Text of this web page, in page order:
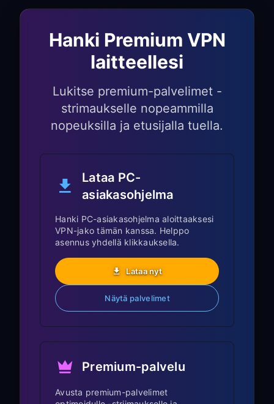
ominaisuudet
Roku OS -integraatio:
VPN-yhteyden aikana
Yksinkertainen kaukosäätönavigointi
toimii normaalisti
Äänihaku (tuetuilla kaukosäätimillä)
toimii VPN:n kautta
Roku Channel Store:
Käytä eri alueellisia Roku Channel
Storeja
Lataa aluekohtaisia kanavia ja
sovelluksia
Yksityiset kanavat ja kehittäjäkanavat
toimivat VPN:n kanssa
Kanavasuositukset mukautuvat VPN-
sijaintiin
Hanki Premium VPN
laitteellesi
Lukitse premium-palvelimet -
strimaukselle nopeammilla
nopeuksilla ja etusijalla tuella.
Lataa PC-
asiakasohjelma
Hanki PC-asiakasohjelma aloittaaksesi
VPN-jako tämän kanssa. Helppo
asennus yhdellä klikkauksella.
Lataa nyt
Näytä palvelimet
Premium-palvelu
Avusta premium-palvelimet